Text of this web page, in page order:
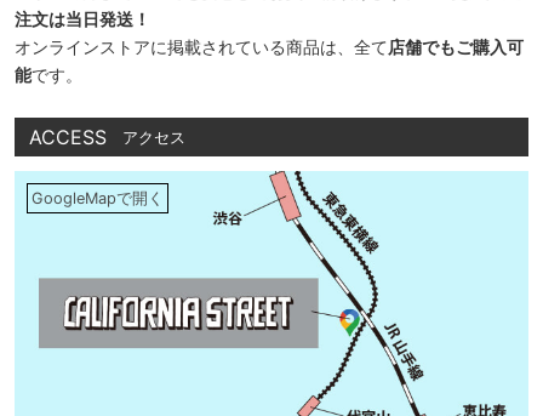
注文は当日発送！
オンラインストアに掲載されている商品は、全て店舗でもご購入可
能です。
ACCESS アクセス
GoogleMapで開く